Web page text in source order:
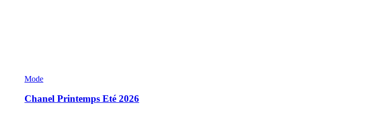
Mode
Chanel Printemps Eté 2026